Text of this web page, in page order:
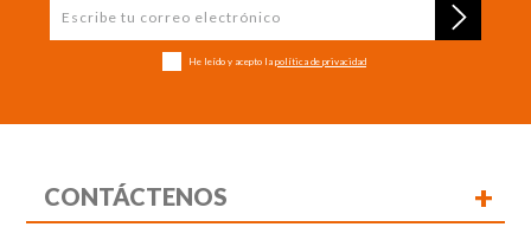
He leído y acepto la política de privacidad
CONTÁCTENOS
+